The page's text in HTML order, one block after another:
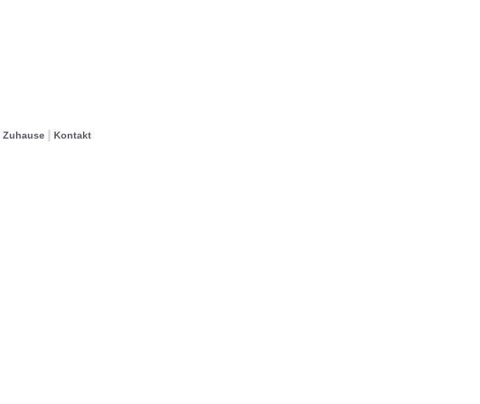
Zuhause Kontakt